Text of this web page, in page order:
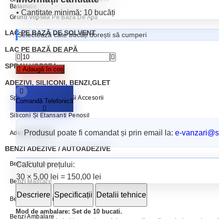
Balamale
Grund Vopsea Pe Bază De Apă
LAC PE BAZĂ DE SOLVENT
LAC PE BAZĂ DE APĂ
SPRAY VOPSEA
ADEZIVI, SILICONI, BENZI,GLET
Spumă Poliuretanică Și Accesorii
Siliconi Și Etansanti Penosil
Adezivi Penosil
BENZI ADEZIVE / AUTOADEZIVE
Benzi Etanșare
Benzi Mascare
Benzi Reparații
Benzi Ambalare
• Cantitate minimă: 10 bucăți
Selectează câte bucăți dorești să cumperi
Adaugă în coș
Comandă Telefonică
Produsul poate fi comandat și prin email la: e-
Calculul prețului:
30 × 5,00 lei = 150,00 lei
Descriere Specificații Detalii tehnice
Mod de ambalare: Set de 10 bucati.